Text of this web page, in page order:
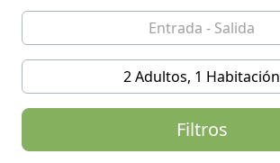
2 Adultos, 1 Habitación
Filtros